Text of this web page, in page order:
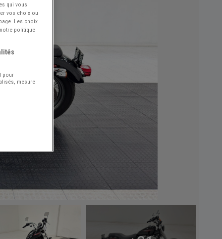
qui vous
vos choix ou
Les choix
politique
pour
mesure